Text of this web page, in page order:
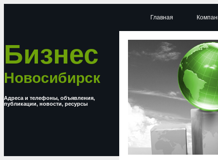
Бизнес
Новосибирск
Адреса и телефоны, объявления,
публикации, новости, ресурсы
Главная